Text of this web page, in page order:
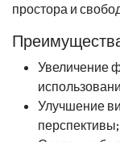
простора и
Увеличение
Улучшение
перспективы;